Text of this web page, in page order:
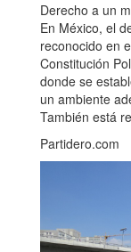
Derecho a un
En México, el
reconocido en
Constitución
donde se
un ambiente
También está
Partidero.com